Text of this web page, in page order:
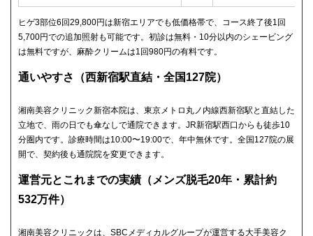
ヒゲ3部位6回29,800円は新宿エリアでも低価格帯で、コース終了後1回
5,700円での追加照射も可能です。初診は無料・10分以内のシェービング
は無料ですが、麻酔クリームは1回980円の有料です。
通いやすさ（西新宿駅直結・全国127院）
湘南美容クリニック新宿本院は、東京メトロ丸ノ内線西新宿駅と直結した
立地で、雨の日でも傘なしで通院できます。JR新宿駅西口からも徒歩10
分圏内です。診療時間は10:00〜19:00で、年中無休です。全国127院の展
開で、契約後も通院院を変更できます。
運営元とこれまでの実績（メンズ脱毛20年・累計約
532万件）
湘南美容クリニックは、SBCメディカルグループが運営する大手美容ク